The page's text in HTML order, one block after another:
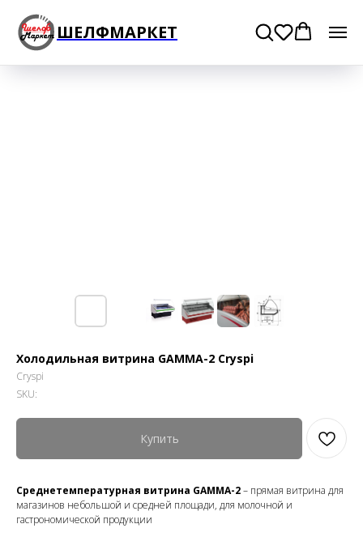
ШЕЛФМАРКЕТ
Холодильная витрина GAMMA-2 Сryspi
Cryspi
SKU:
Купить
Среднетемпературная витрина GAMMA-2– прямая витрина для
магазинов небольшой и средней площади, для молочной и
гастрономической продукции